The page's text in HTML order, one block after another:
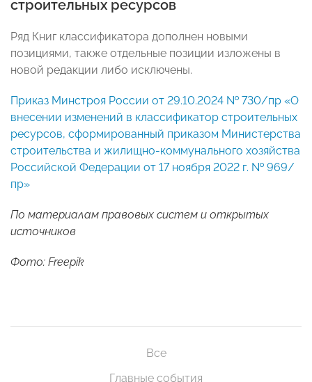
строительных ресурсов
Ряд Книг классификатора дополнен новыми
позициями, также отдельные позиции изложены в
новой редакции либо исключены.
Приказ Минстроя России от 29.10.2024 № 730/пр «О
внесении изменений в классификатор строительных
ресурсов, сформированный приказом Министерства
строительства и жилищно-коммунального хозяйства
Российской Федерации от 17 ноября 2022 г. № 969/
пр»
По материалам правовых систем и открытых
источников
Фото: Freepik
Все
Главные события